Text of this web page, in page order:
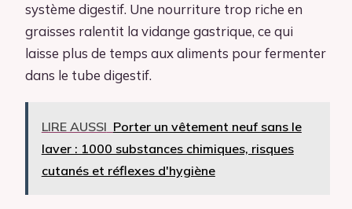
système digestif. Une nourriture trop riche en
graisses ralentit la vidange gastrique, ce qui
laisse plus de temps aux aliments pour fermenter
dans le tube digestif.
LIRE AUSSI Porter un vêtement neuf sans le
laver : 1000 substances chimiques, risques
cutanés et réflexes d'hygiène